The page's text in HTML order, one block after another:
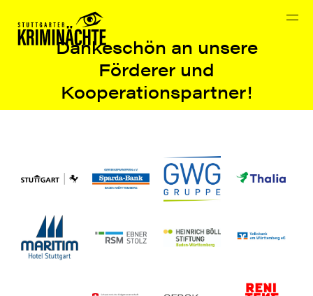
VEREIN
STUTTGARTER KRIMIPREISE 2026
Dankeschön an unsere
Förderer und
Kooperationspartner!